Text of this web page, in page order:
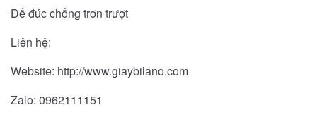
Đế đúc chống trơn trượt
Liên hệ:
Website: http://www.giaybilano.com
Zalo: 0962111151